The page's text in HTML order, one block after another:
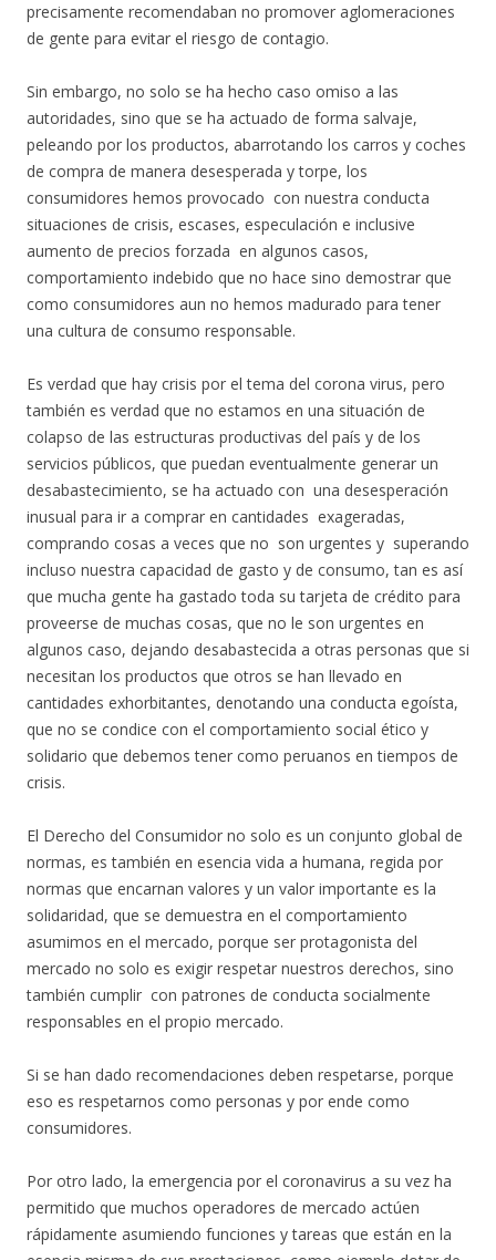
precisamente recomendaban no promover aglomeraciones
de gente para evitar el riesgo de contagio.
Sin embargo, no solo se ha hecho caso omiso a las
autoridades, sino que se ha actuado de forma salvaje,
peleando por los productos, abarrotando los carros y coches
de compra de manera desesperada y torpe, los
consumidores hemos provocado con nuestra conducta
situaciones de crisis, escases, especulación e inclusive
aumento de precios forzada en algunos casos,
comportamiento indebido que no hace sino demostrar que
como consumidores aun no hemos madurado para tener
una cultura de consumo responsable.
Es verdad que hay crisis por el tema del corona virus, pero
también es verdad que no estamos en una situación de
colapso de las estructuras productivas del país y de los
servicios públicos, que puedan eventualmente generar un
desabastecimiento, se ha actuado con una desesperación
inusual para ir a comprar en cantidades exageradas,
comprando cosas a veces que no son urgentes y superando
incluso nuestra capacidad de gasto y de consumo, tan es así
que mucha gente ha gastado toda su tarjeta de crédito para
proveerse de muchas cosas, que no le son urgentes en
algunos caso, dejando desabastecida a otras personas que si
necesitan los productos que otros se han llevado en
cantidades exhorbitantes, denotando una conducta egoísta,
que no se condice con el comportamiento social ético y
solidario que debemos tener como peruanos en tiempos de
crisis.
El Derecho del Consumidor no solo es un conjunto global de
normas, es también en esencia vida a humana, regida por
normas que encarnan valores y un valor importante es la
solidaridad, que se demuestra en el comportamiento
asumimos en el mercado, porque ser protagonista del
mercado no solo es exigir respetar nuestros derechos, sino
también cumplir con patrones de conducta socialmente
responsables en el propio mercado.
Si se han dado recomendaciones deben respetarse, porque
eso es respetarnos como personas y por ende como
consumidores.
Por otro lado, la emergencia por el coronavirus a su vez ha
permitido que muchos operadores de mercado actúen
rápidamente asumiendo funciones y tareas que están en la